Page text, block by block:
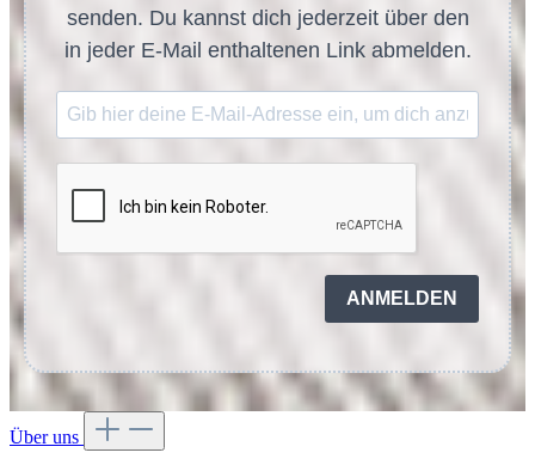
senden. Du kannst dich jederzeit über den
in jeder E-Mail enthaltenen Link abmelden.
ANMELDEN
Über uns